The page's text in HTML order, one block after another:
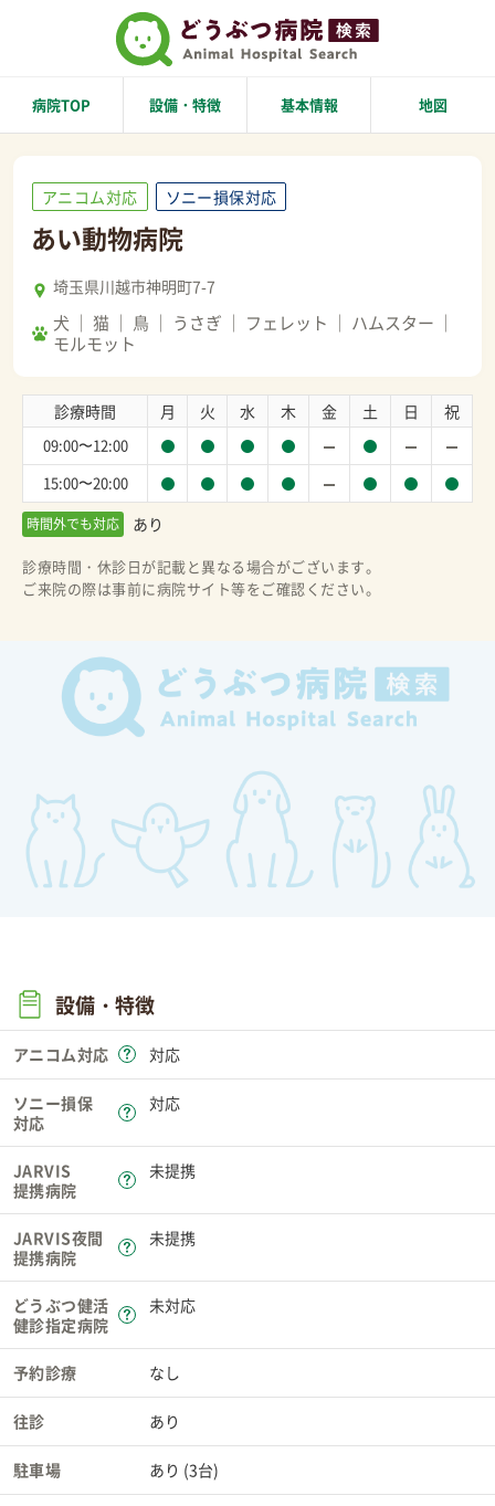
病院TOP 設備・特徴 基本情報 地図
アニコム対応 ソニー損保対応
あい動物病院
埼玉県川越市神明町7-7
犬 猫 鳥 うさぎ フェレット
ハムスター
モルモット
診療時間 月 火 水 木 金 土 日 祝
09:00〜12:00
15:00〜20:00
時間外でも対応 あり
診療時間・休診日が記載と異なる場合がございます。
ご来院の際は事前に病院サイト等をご確認ください。
設備・特徴
アニコム対応 対応
ソニー損保
対応
対応
JARVIS
提携病院
未提携
JARVIS夜間
提携病院
未提携
どうぶつ健活
健診指定病院
未対応
予約診療 なし
往診 あり
駐車場 あり (3台)